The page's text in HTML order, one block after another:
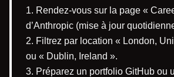
Rendez-vous sur la page «
d’Anthropic (mise à jour
Filtrez par location « London,
ou « Dublin, Ireland ».
Préparez un portfolio GitHub ou